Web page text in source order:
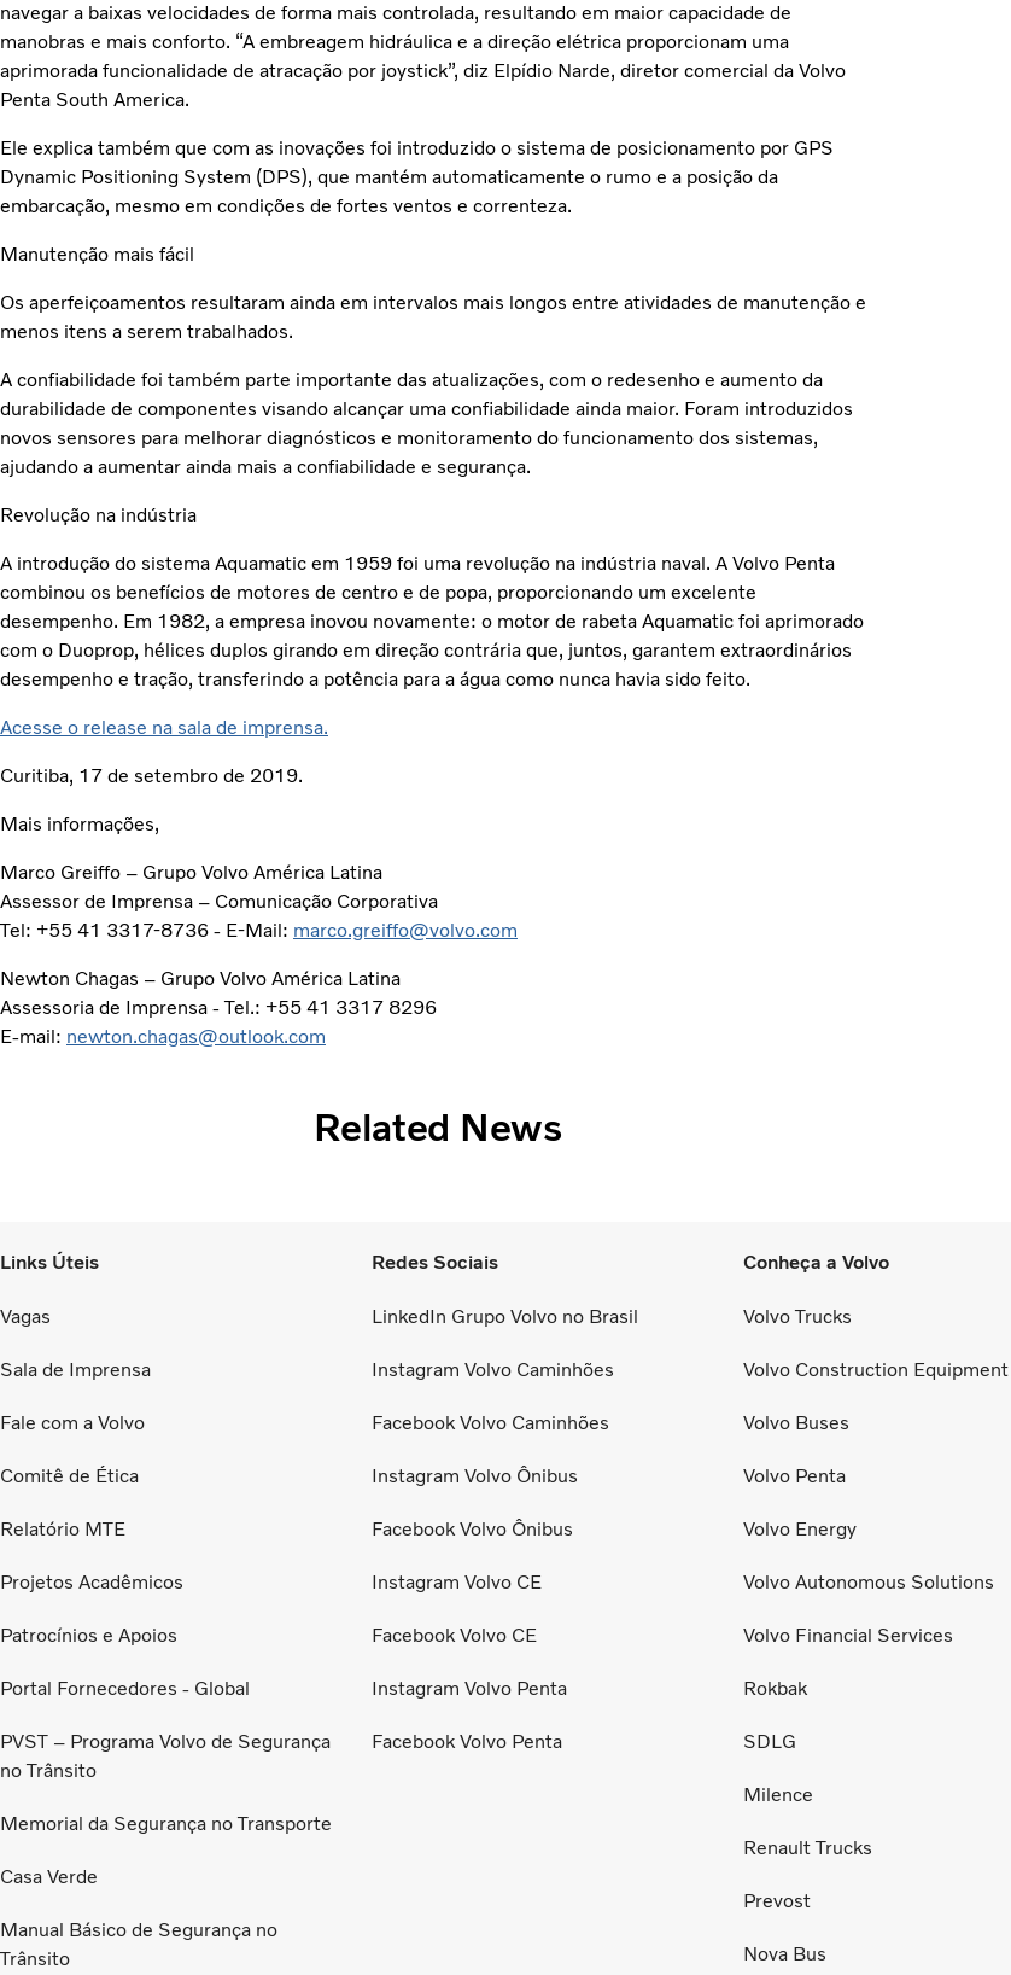
navegar a baixas velocidades de forma mais controlada, resultando em maior capacidade de
manobras e mais conforto. “A embreagem hidráulica e a direção elétrica proporcionam uma
aprimorada funcionalidade de atracação por joystick”, diz Elpídio Narde, diretor comercial da Volvo
Penta South America.
Ele explica também que com as inovações foi introduzido o sistema de posicionamento por GPS
Dynamic Positioning System (DPS), que mantém automaticamente o rumo e a posição da
embarcação, mesmo em condições de fortes ventos e correnteza.
Manutenção mais fácil
Os aperfeiçoamentos resultaram ainda em intervalos mais longos entre atividades de manutenção e
menos itens a serem trabalhados.
A confiabilidade foi também parte importante das atualizações, com o redesenho e aumento da
durabilidade de componentes visando alcançar uma confiabilidade ainda maior. Foram introduzidos
novos sensores para melhorar diagnósticos e monitoramento do funcionamento dos sistemas,
ajudando a aumentar ainda mais a confiabilidade e segurança.
Revolução na indústria
A introdução do sistema Aquamatic em 1959 foi uma revolução na indústria naval. A Volvo Penta
combinou os benefícios de motores de centro e de popa, proporcionando um excelente
desempenho. Em 1982, a empresa inovou novamente: o motor de rabeta Aquamatic foi aprimorado
com o Duoprop, hélices duplos girando em direção contrária que, juntos, garantem extraordinários
desempenho e tração, transferindo a potência para a água como nunca havia sido feito.
Acesse o release na sala de imprensa.
Curitiba, 17 de setembro de 2019.
Mais informações,
Marco Greiffo – Grupo Volvo América Latina
Assessor de Imprensa – Comunicação Corporativa
Tel: +55 41 3317-8736 - E-Mail: marco.greiffo@volvo.com
Newton Chagas – Grupo Volvo América Latina
Assessoria de Imprensa - Tel.: +55 41 3317 8296
E-mail: newton.chagas@outlook.com
Related News
Links Úteis
Vagas
Sala de Imprensa
Fale com a Volvo
Comitê de Ética
Relatório MTE
Projetos Acadêmicos
Patrocínios e Apoios
Portal Fornecedores - Global
PVST – Programa Volvo de Segurança
no Trânsito
Memorial da Segurança no Transporte
Casa Verde
Manual Básico de Segurança no
Trânsito
Redes Sociais
LinkedIn Grupo Volvo no Brasil
Instagram Volvo Caminhões
Facebook Volvo Caminhões
Instagram Volvo Ônibus
Facebook Volvo Ônibus
Instagram Volvo CE
Facebook Volvo CE
Instagram Volvo Penta
Facebook Volvo Penta
Conheça a Volvo
Volvo Trucks
Volvo Construction Equipment
Volvo Buses
Volvo Penta
Volvo Energy
Volvo Autonomous Solutions
Volvo Financial Services
Rokbak
SDLG
Milence
Renault Trucks
Prevost
Nova Bus